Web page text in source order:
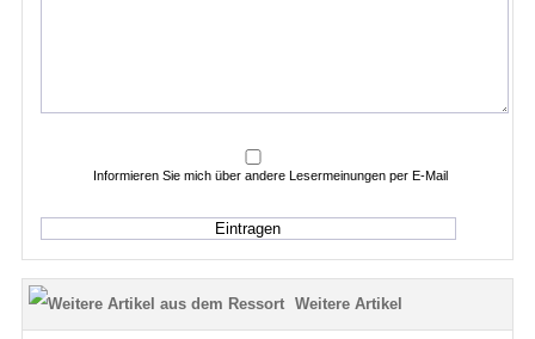
Informieren Sie mich über andere Lesermeinungen per E-Mail
Weitere Artikel